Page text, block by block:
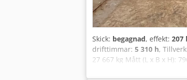
Skick: begagnad, effekt: 207
drifttimmar: 5 310 h,
27 667 kg Mått (L x B x H):